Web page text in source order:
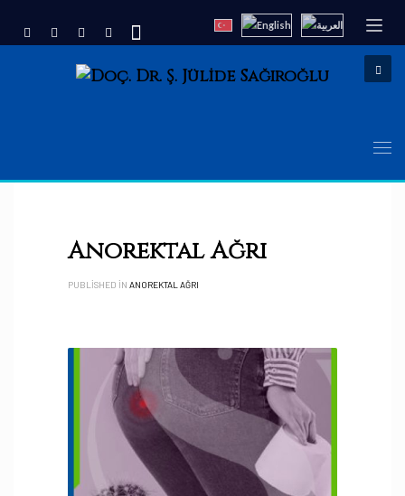
Anorektal Ağrı
PUBLISHED IN ANOREKTAL AĞRI